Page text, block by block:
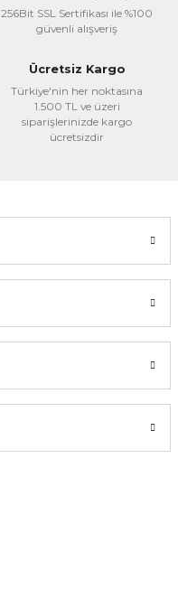
256Bit SSL Sertifikası ile %100
güvenli alışveriş
Ücretsiz Kargo
Türkiye'nin her noktasına
1.500 TL ve üzeri
siparişlerinizde kargo
ücretsizdir